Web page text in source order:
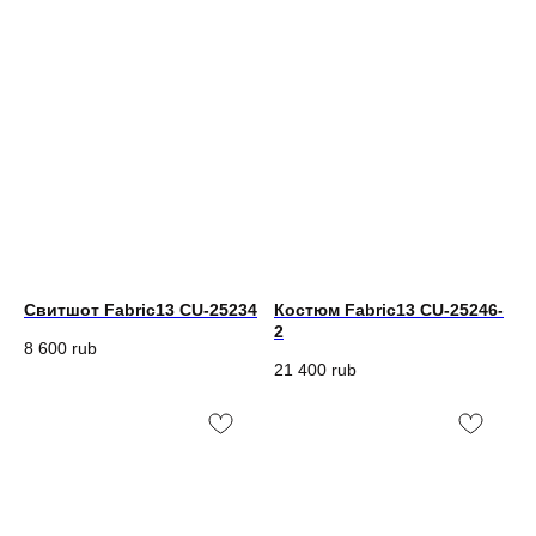
Свитшот Fabric13 CU-25234
8 600 rub
Костюм Fabric13 CU-25246-
2
21 400 rub